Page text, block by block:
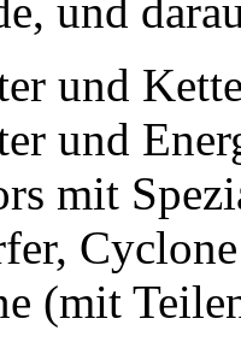
und
und
und
mit
(mit